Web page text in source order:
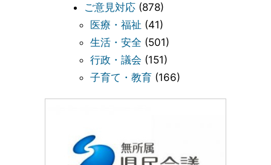
ご意見対応 (878)
医療・福祉 (41)
生活・安全 (501)
行政・議会 (151)
子育て・教育 (166)